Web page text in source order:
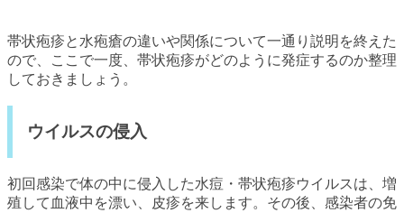
帯状疱疹と水疱瘡の違いや関係について一通り説明を終えた
ので、ここで一度、帯状疱疹がどのように発症するのか整理
しておきましょう。
ウイルスの侵入
初回感染で体の中に侵入した水痘・帯状疱疹ウイルスは、増
殖して血液中を漂い、皮疹を来します。その後、感染者の免